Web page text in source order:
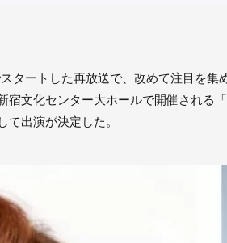
タートした再放送で、改めて注目を
宿文化センター大ホールで開催される
て出演が決定した。